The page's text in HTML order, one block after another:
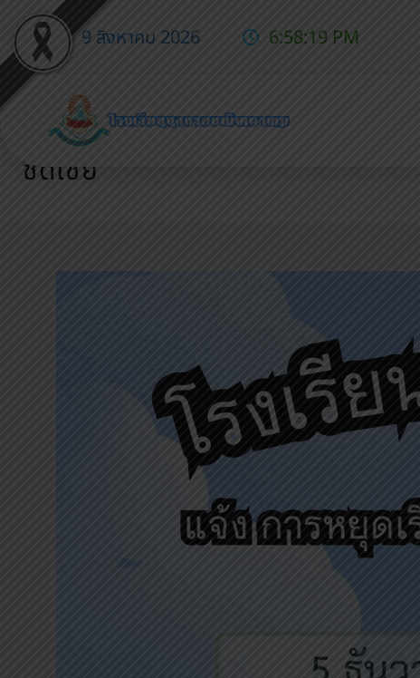
9 สิงหาคม 2026 6:58:21 PM
แจ้งการหยุดเรียนเป็นกรณีพิเศษ แ
ชดเชย